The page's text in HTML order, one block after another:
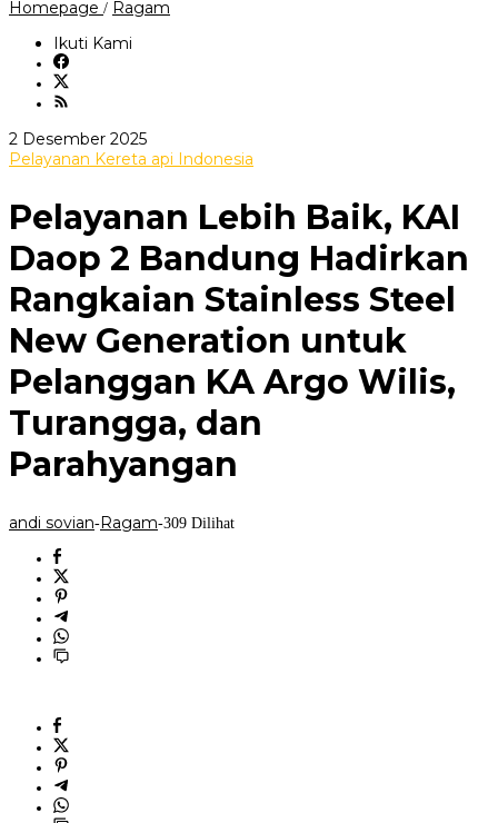
Homepage / Ragam
Stainless
Generation
Pelanggan
KA
Argo
Wilis,
Turangga,
dan
Ikuti Kami
2 Desember 2025oleh
andi
Pelayanan Kereta api Indonesia
Pelayanan Lebih Baik, KAI
Daop 2 Bandung Hadirkan
Rangkaian Stainless Steel
New Generation untuk
Pelanggan KA Argo Wilis,
Turangga, dan
Parahyangan
andi sovian-Ragam-309 Dilihat